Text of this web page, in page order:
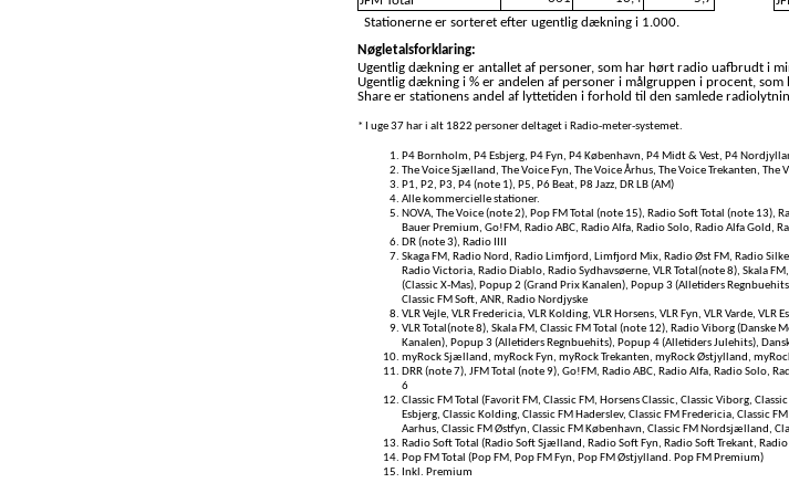
Stationerne er sorteret efter ugentlig dækning i 1.000.
Nøgletalsforklaring:
Ugentlig dækning er antallet af personer, som har hørt radio uafbrudt i
Ugentlig dækning i % er andelen af personer i målgruppen i procent,
Share er stationens andel af lyttetiden i forhold til den samlede
* I uge 37 har i alt 1822 personer deltaget i Radio-meter-systemet.
P4 Bornholm, P4 Esbjerg, P4 Fyn, P4 København, P4 Midt & Vest, P4
The Voice Sjælland, The Voice Fyn, The Voice Århus, The Voice Trekanten,
P1, P2, P3, P4 (note 1), P5, P6 Beat, P8 Jazz, DR LB (AM)
Alle kommercielle stationer.
NOVA, The Voice (note 2), Pop FM Total (note 15), Radio Soft Total (note
Bauer Premium, Go!FM, Radio ABC, Radio Alfa, Radio Solo, Radio Alfa Gold,
DR (note 3), Radio IIII
Skaga FM, Radio Nord, Radio Limfjord, Limfjord Mix, Radio Øst FM, Radio
Radio Victoria, Radio Diablo, Radio Sydhavsøerne, VLR Total(note 8), Skala
(Classic X-Mas), Popup 2 (Grand Prix Kanalen), Popup 3 (Alletiders
Classic FM Soft, ANR, Radio Nordjyske
VLR Vejle, VLR Fredericia, VLR Kolding, VLR Horsens, VLR Fyn, VLR Varde,
VLR Total(note 8), Skala FM, Classic FM Total (note 12), Radio Viborg (Danske
Kanalen), Popup 3 (Alletiders Regnbuehits), Popup 4 (Alletiders Julehits),
myRock Sjælland, myRock Fyn, myRock Trekanten, myRock Østjylland,
DRR (note 7), JFM Total (note 9), Go!FM, Radio ABC, Radio Alfa, Radio Solo,
6
Classic FM Total (Favorit FM, Classic FM, Horsens Classic, Classic Viborg,
Esbjerg, Classic Kolding, Classic FM Haderslev, Classic FM Fredericia, Classic
Aarhus, Classic FM Østfyn, Classic FM København, Classic FM Nordsjælland,
Radio Soft Total (Radio Soft Sjælland, Radio Soft Fyn, Radio Soft Trekant,
Pop FM Total (Pop FM, Pop FM Fyn, Pop FM Østjylland. Pop FM Premium)
Inkl. Premium